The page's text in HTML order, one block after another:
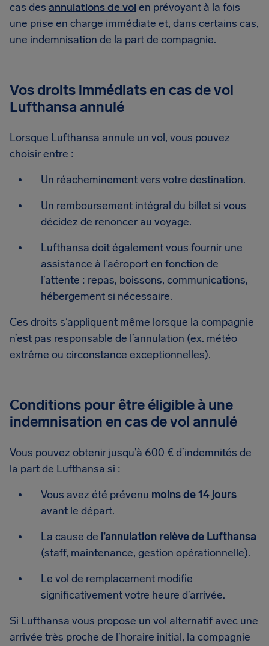
cas des annulations de vol en prévoyant à la fois
une prise en charge immédiate et, dans certains cas,
une indemnisation de la part de compagnie.
Vos droits immédiats en cas de vol
Lufthansa annulé
Lorsque Lufthansa annule un vol, vous pouvez
choisir entre :
Un réacheminement vers votre destination.
Un remboursement intégral du billet si vous
décidez de renoncer au voyage.
Lufthansa doit également vous fournir une
assistance à l’aéroport en fonction de
l’attente : repas, boissons, communications,
hébergement si nécessaire.
Ces droits s’appliquent même lorsque la compagnie
n’est pas responsable de l’annulation (ex. météo
extrême ou circonstance exceptionnelles).
Conditions pour être éligible à une
indemnisation en cas de vol annulé
Vous pouvez obtenir jusqu’à 600 € d’indemnités de
la part de Lufthansa si :
Vous avez été prévenu moins de 14 jours
avant le départ.
La cause de l’annulation relève de Lufthansa
(staff, maintenance, gestion opérationnelle).
Le vol de remplacement modifie
significativement votre heure d’arrivée.
Si Lufthansa vous propose un vol alternatif avec une
arrivée très proche de l’horaire initial, la compagnie